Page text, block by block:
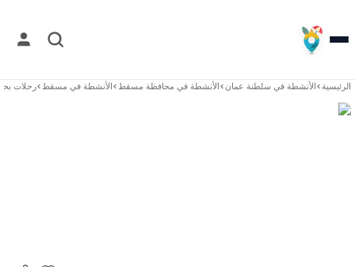
الرئيسية>الأنشطة فيسلطنة عمان>الأنشطة في محافظة مسقط>الأنشطة في مسقط>رحلات